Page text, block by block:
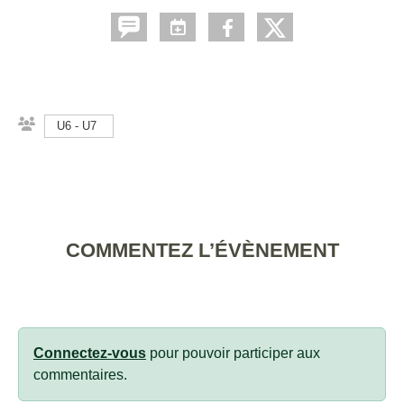
U6 - U7
COMMENTEZ L’ÉVÈNEMENT
Connectez-vous pour pouvoir participer aux
commentaires.